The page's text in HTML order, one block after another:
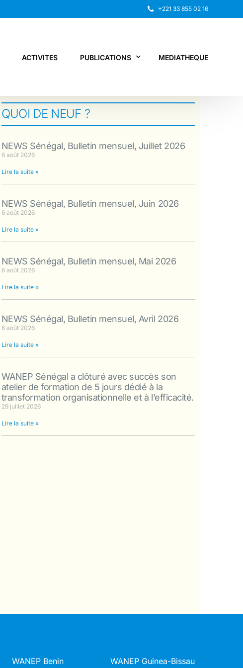
+221 33 855 02 16
ACTIVITES PUBLICATIONS
Rapport annuel
Autres publications
MEDIATHEQUE
QUOI DE NEUF ?
NEWS Sénégal, Bulletin mensuel, Juillet 2026
6 août 2026
Lire la suite »
NEWS Sénégal, Bulletin mensuel, Juin 2026
6 août 2026
Lire la suite »
NEWS Sénégal, Bulletin mensuel, Mai 2026
6 août 2026
Lire la suite »
NEWS Sénégal, Bulletin mensuel, Avril 2026
6 août 2026
Lire la suite »
WANEP Sénégal a clôturé avec succès son
atelier de formation de 5 jours dédié à la
transformation organisationnelle et à l’efficacité.
29 juillet 2026
Lire la suite »
WANEP Benin WANEP Guinea-Bissau